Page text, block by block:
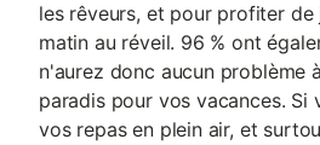
les rêveurs, et pour profiter de
matin au réveil. 96 % ont
n'aurez donc aucun problème
paradis pour vos vacances. Si
vos repas en plein air, et